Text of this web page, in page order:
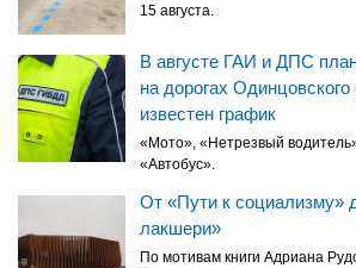
15 августа.
В августе ГАИ и ДПС
на дорогах Одинцовского
известен график
«Мото», «Нетрезвый
«Автобус».
От «Пути к социализму»
лакшери»
По мотивам книги Адриана